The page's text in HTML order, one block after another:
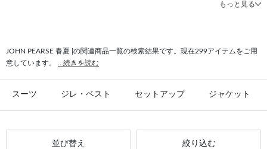
#JOHN PEARSE シャツ #ウールブレンド JOHN PEARSE
#トップス JOHN PEARSE
もっと見る
JOHN PEARSE 春夏 |の関連商品一覧の検索結果です。現在299アイテムをご用
意しています。
...続きを読む
スーツ ジレ・ベスト セットアップ ジャケット
並び替え 絞り込む